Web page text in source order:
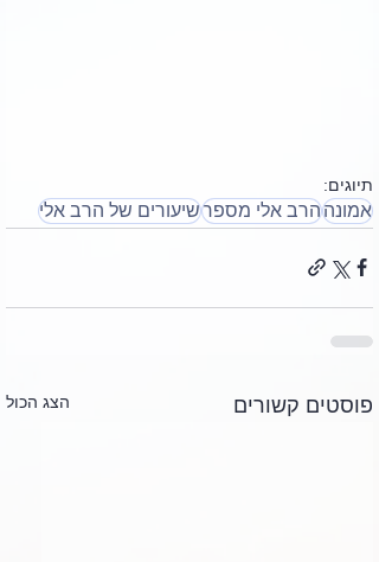
תיוגים:
אמונההרב אלי מספרשיעורים של הרב אלי
פוסטים קשורים הצג הכול